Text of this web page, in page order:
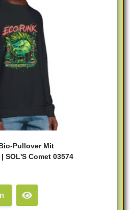
Pullover Mit
Comet 03574